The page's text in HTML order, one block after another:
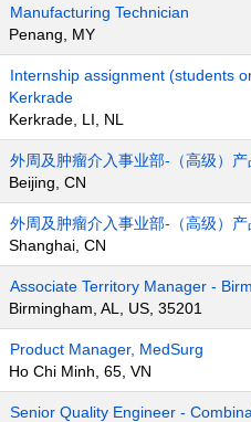
Manufacturing Technician
Penang, MY
Internship assignment (students
Kerkrade
Kerkrade, LI, NL
外周及肿瘤介入事业部-（高级）
Beijing, CN
外周及肿瘤介入事业部-（高级）
Shanghai, CN
Associate Territory Manager -
Birmingham, AL, US, 35201
Product Manager, MedSurg
Ho Chi Minh, 65, VN
Senior Quality Engineer -